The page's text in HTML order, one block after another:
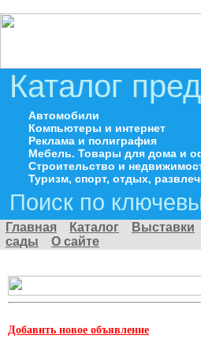
Каталог
Автомобили
Компьютеры и интернет
Реклама и полиграфия
Мебель. Товары для дома и
Строительство и
Туризм, спорт, отдых,
Поиск по
Главная Каталог Выставки
сады
О сайте
Добавить новое объявление